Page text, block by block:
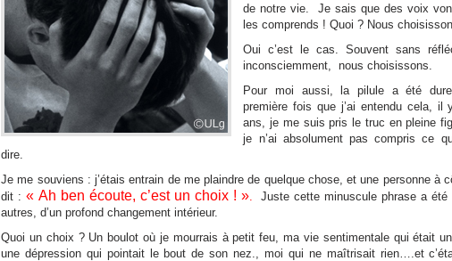
de notre vie.
Je sais que des voix
les comprends ! Quoi ? Nous
Oui c’est le cas. Souvent sans
inconsciemment, nous choisissons.
Pour moi aussi, la pilule a été
première fois que j’ai entendu cela, il
ans, je me suis pris le truc en pleine
je n’ai absolument pas compris ce
dire.
Je me souviens : j’étais entrain de me plaindre de quelque chose, et une personne à
dit : « Ah ben écoute, c’est un choix ! ».
Juste cette minuscule phrase a été
autres, d’un profond changement intérieur.
Quoi un choix ? Un boulot où je mourrais à petit feu, ma vie sentimentale qui était
une dépression qui pointait le bout de son nez., moi qui ne maîtrisait rien….et